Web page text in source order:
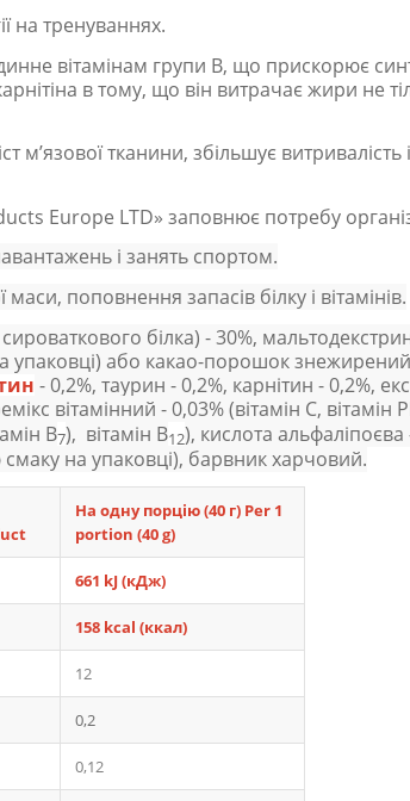
на тренуваннях.
вітамінам групи В, що прискорює
в тому, що він витрачає жири не
тканини, збільшує
Europe LTD» заповнює потребу
і занять спортом.
поповнення запасів білку і вітамінів.
сироваткового білка) - 30%,
упаковці) або какао-порошок
- 0,2%, таурин - 0,2%, карнітин - 0,2%,
вітамінний - 0,03% (вітамін С, вітамін
В7), вітамін В12), кислота
на упаковці), барвник харчовий.
На одну порцію (40 г) Per 1
portion (40 g)
661 kJ (кДж)
158 kcal (ккал)
12
0,2
0,12